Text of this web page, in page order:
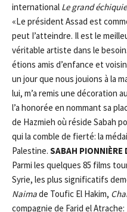
international Le grand échiqui
«Le président Assad est
peut I’atteindre. Il est le
véritable artiste dans le
étions amis d’enfance et
un jour que nous jouions à la
lui, m’a remis une décoration
l’a honorée en nommant sa
de Hazmieh où réside Sabah
qui la comble de fierté: la
Palestine. SABAH PIONNIÈRE
Parmi les quelques 85 films
Syrie, les plus significatifs
Naimade Toufic El Hakim,
compagnie de Farid el Atrache: